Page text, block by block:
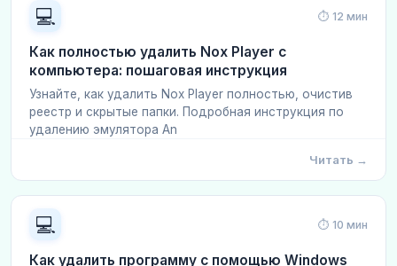
💻 ⏱ 12 мин
Как полностью удалить Nox Player с
компьютера: пошаговая инструкция
Узнайте, как удалить Nox Player полностью, очистив
реестр и скрытые папки. Подробная инструкция по
удалению эмулятора An
Читать →
💻 ⏱ 10 мин
Как удалить программу с помощью Windows